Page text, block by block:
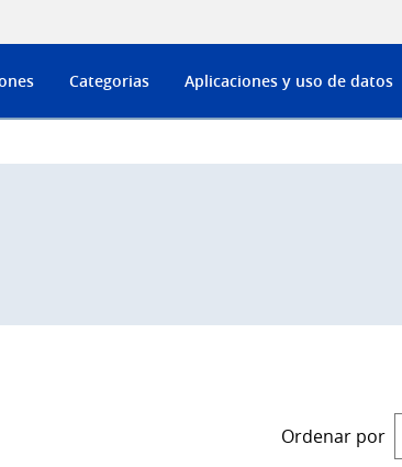
Categorias Aplicaciones y uso de datos
Ordenar por